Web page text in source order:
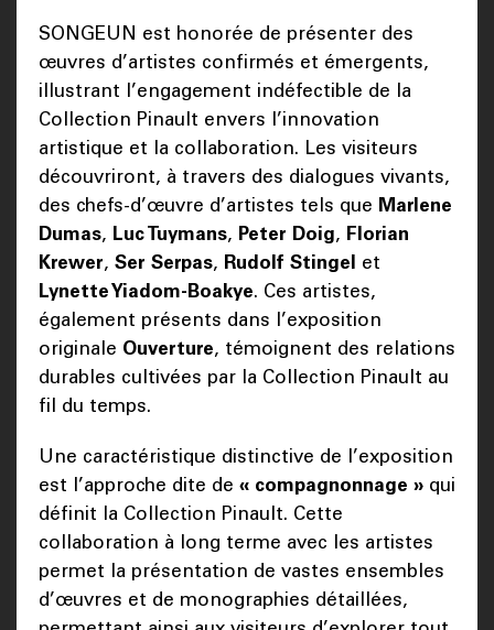
SONGEUN est honorée de présenter des
œuvres d’artistes confirmés et émergents,
illustrant l’engagement indéfectible de la
Collection Pinault envers l’innovation
artistique et la collaboration. Les visiteurs
découvriront, à travers des dialogues vivants,
des chefs-d’œuvre d’artistes tels que Marlene
Dumas, Luc Tuymans, Peter Doig, Florian
Krewer, Ser Serpas, Rudolf Stingel et
Lynette Yiadom-Boakye. Ces artistes,
également présents dans l’exposition
originale Ouverture, témoignent des relations
durables cultivées par la Collection Pinault au
fil du temps.
Une caractéristique distinctive de l’exposition
est l’approche dite de « compagnonnage » qui
définit la Collection Pinault. Cette
collaboration à long terme avec les artistes
permet la présentation de vastes ensembles
d’œuvres et de monographies détaillées,